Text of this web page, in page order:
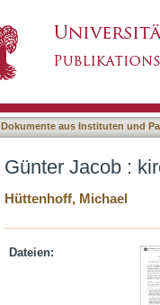
Dokumente aus Instituten und
Günter Jacob :
Hüttenhoff, Michael
Dateien: